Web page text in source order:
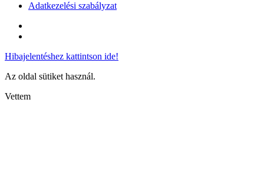
Adatkezelési szabályzat
Hibajelentéshez kattintson ide!
Az oldal sütiket használ.
Vettem